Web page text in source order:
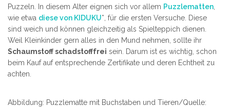
Puzzeln. In diesem Alter eignen sich vor allem Puzzlematten
wie etwa diese von KIDUKU*, für die ersten Versuche. Diese
sind weich und können gleichzeitig als Spielteppich dienen.
Weil Kleinkinder gern alles in den Mund nehmen, sollte ihr
Schaumstoff schadstofffrei sein. Darum ist es wichtig, schon
beim Kauf auf entsprechende Zertifikate und deren Echtheit zu
achten.
Abbildung: Puzzlematte mit Buchstaben und Tieren/Quelle: